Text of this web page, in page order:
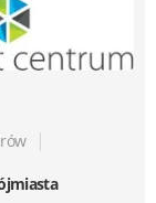
|